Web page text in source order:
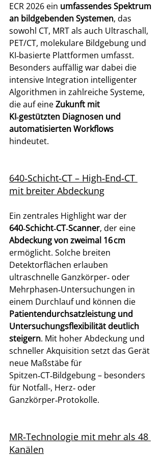
ECR 2026 ein umfassendes Spektrum
an bildgebenden Systemen, das
sowohl CT, MRT als auch Ultraschall,
PET/CT, molekulare Bildgebung und
KI‑basierte Plattformen umfasst.
Besonders auffällig war dabei die
intensive Integration intelligenter
Algorithmen in zahlreiche Systeme,
die auf eine Zukunft mit
KI‑gestützten Diagnosen und
automatisierten Workflows
hindeutet.
640‑Schicht‑CT – High‑End‑CT
mit breiter Abdeckung
Ein zentrales Highlight war der
640‑Schicht‑CT‑Scanner, der eine
Abdeckung von zweimal 16 cm
ermöglicht. Solche breiten
Detektorflächen erlauben
ultraschnelle Ganzkörper‑ oder
Mehrphasen‑Untersuchungen in
einem Durchlauf und können die
Patientendurchsatzleistung und
Untersuchungsflexibilität deutlich
steigern. Mit hoher Abdeckung und
schneller Akquisition setzt das Gerät
neue Maßstäbe für
Spitzen‑CT‑Bildgebung – besonders
für Notfall‑, Herz‑ oder
Ganzkörper‑Protokolle.
MR‑Technologie mit mehr als 48
Kanälen